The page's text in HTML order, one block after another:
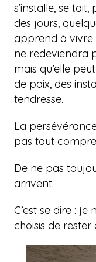
s’installe, se
des jours,
apprend à vivre
ne redeviendra
mais qu’elle
de paix, des
tendresse.
La
pas tout
De ne pas
arrivent.
C’est se dire :
choisis de rester